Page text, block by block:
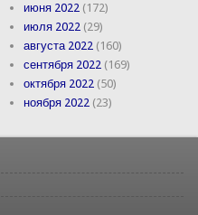
июня 2022 (172)
июля 2022 (29)
августа 2022 (160)
сентября 2022 (169)
октября 2022 (50)
ноября 2022 (23)